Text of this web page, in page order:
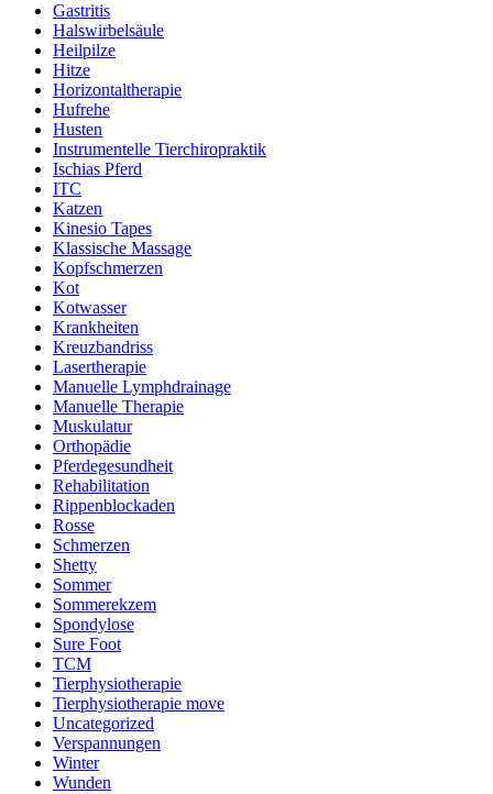
Gastritis
Halswirbelsäule
Heilpilze
Hitze
Horizontaltherapie
Hufrehe
Husten
Instrumentelle Tierchiropraktik
Ischias Pferd
ITC
Katzen
Kinesio Tapes
Klassische Massage
Kopfschmerzen
Kot
Kotwasser
Krankheiten
Kreuzbandriss
Lasertherapie
Manuelle Lymphdrainage
Manuelle Therapie
Muskulatur
Orthopädie
Pferdegesundheit
Rehabilitation
Rippenblockaden
Rosse
Schmerzen
Shetty
Sommer
Sommerekzem
Spondylose
Sure Foot
TCM
Tierphysiotherapie
Tierphysiotherapie move
Uncategorized
Verspannungen
Winter
Wunden